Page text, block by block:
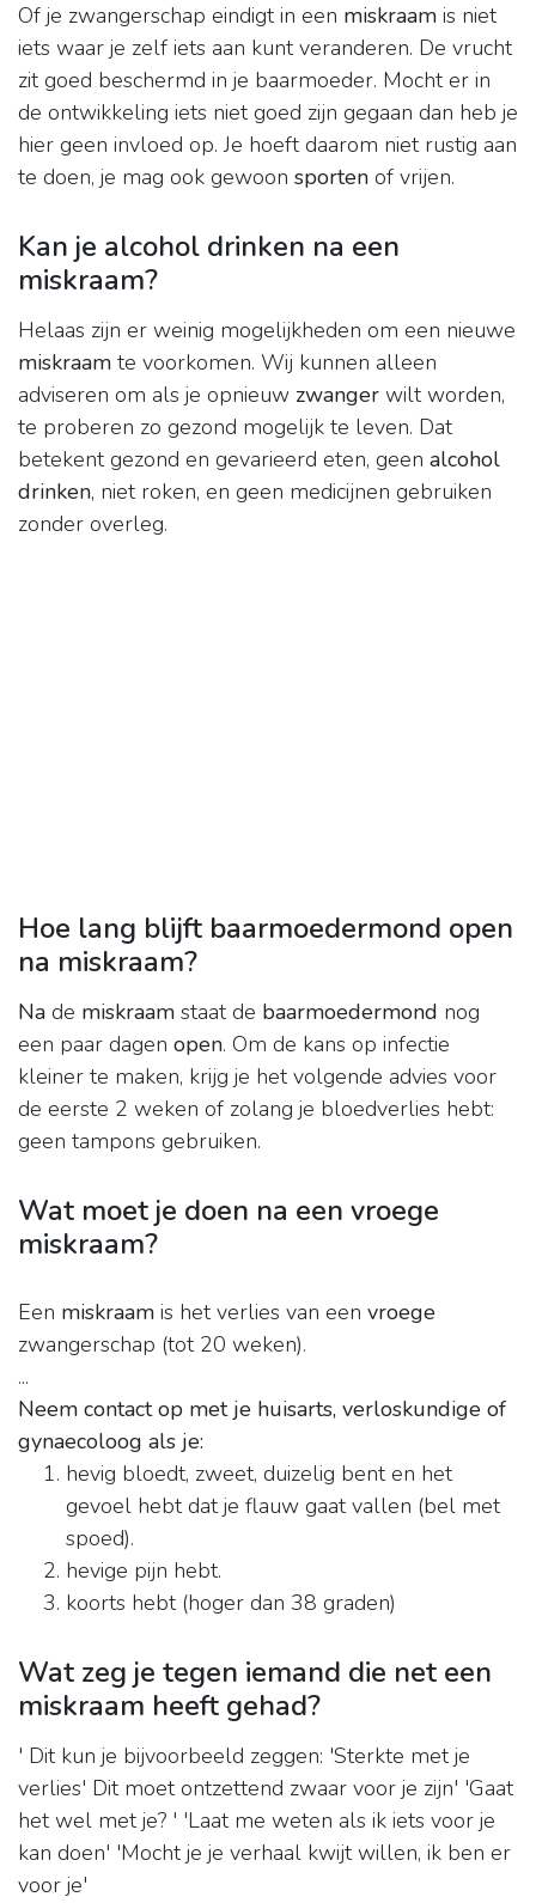
Of je zwangerschap eindigt in een miskraam is niet
iets waar je zelf iets aan kunt veranderen. De vrucht
zit goed beschermd in je baarmoeder. Mocht er in
de ontwikkeling iets niet goed zijn gegaan dan heb je
hier geen invloed op. Je hoeft daarom niet rustig aan
te doen, je mag ook gewoon sporten of vrijen.
Kan je alcohol drinken na een
miskraam?
Helaas zijn er weinig mogelijkheden om een nieuwe
miskraam te voorkomen. Wij kunnen alleen
adviseren om als je opnieuw zwanger wilt worden,
te proberen zo gezond mogelijk te leven. Dat
betekent gezond en gevarieerd eten, geen alcohol
drinken, niet roken, en geen medicijnen gebruiken
zonder overleg.
Hoe lang blijft baarmoedermond open
na miskraam?
Na de miskraam staat de baarmoedermond nog
een paar dagen open. Om de kans op infectie
kleiner te maken, krijg je het volgende advies voor
de eerste 2 weken of zolang je bloedverlies hebt:
geen tampons gebruiken.
Wat moet je doen na een vroege
miskraam?
Een miskraam is het verlies van een vroege
zwangerschap (tot 20 weken).
...
Neem contact op met je huisarts, verloskundige of
gynaecoloog als je:
hevig bloedt, zweet, duizelig bent en het
gevoel hebt dat je flauw gaat vallen (bel met
spoed).
hevige pijn hebt.
koorts hebt (hoger dan 38 graden)
Wat zeg je tegen iemand die net een
miskraam heeft gehad?
' Dit kun je bijvoorbeeld zeggen: 'Sterkte met je
verlies' Dit moet ontzettend zwaar voor je zijn' 'Gaat
het wel met je? ' 'Laat me weten als ik iets voor je
kan doen' 'Mocht je je verhaal kwijt willen, ik ben er
voor je'